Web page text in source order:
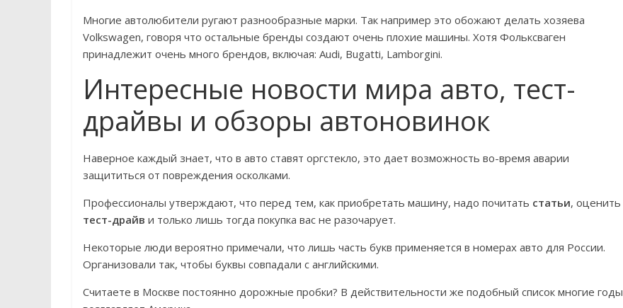
Многие автолюбители ругают разнообразные марки. Так например это обожают делать хозяева
Volkswagen, говоря что остальные бренды создают очень плохие машины. Хотя Фольксваген
принадлежит очень много брендов, включая: Audi, Bugatti, Lamborgini.
Интересные новости мира авто, тест-
драйвы и обзоры автоновинок
Наверное каждый знает, что в авто ставят оргстекло, это дает возможность во-время аварии
защититься от повреждения осколками.
Профессионалы утверждают, что перед тем, как приобретать машину, надо почитать статьи, оценить
тест-драйв и только лишь тогда покупка вас не разочарует.
Некоторые люди вероятно примечали, что лишь часть букв применяется в номерах авто для России.
Организовали так, чтобы буквы совпадали с английскими.
Считаете в Москве постоянно дорожные пробки? В действительности же подобный список многие годы